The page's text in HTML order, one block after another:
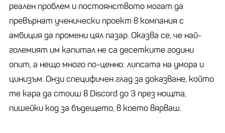
реален проблем и постоянството могат да
превърнат ученически проект в компания с
амбиция да промени цял пазар. Оказва се, че най-
големият им капитал не са десетките години
опит, а нещо много по-ценно: липсата на умора и
цинизъм. Онзи специфичен глад за доказване, който
те кара да стоиш в Discord до 3 през нощта,
пишейки код за бъдещето, в което вярваш.